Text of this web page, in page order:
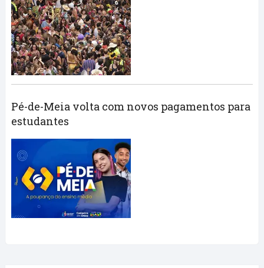
Pé-de-Meia volta com novos pagamentos para
estudantes